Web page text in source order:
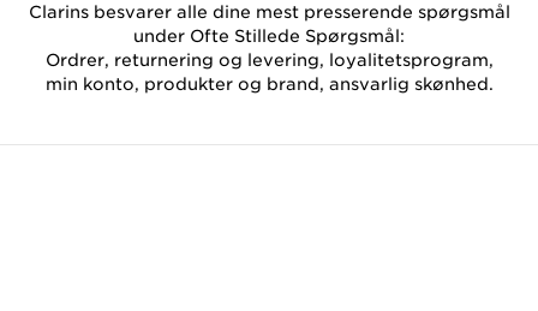
Clarins besvarer alle dine mest presserende spørgsmål
under Ofte Stillede Spørgsmål:
Ordrer, returnering og levering, loyalitetsprogram,
min konto, produkter og brand, ansvarlig skønhed.